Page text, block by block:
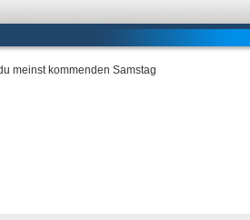
meinst kommenden Samstag